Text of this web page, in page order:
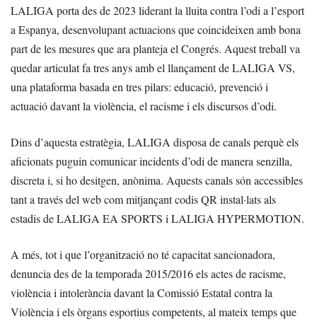
LALIGA porta des de 2023 liderant la lluita contra l’odi a l’esport
a Espanya, desenvolupant actuacions que coincideixen amb bona
part de les mesures que ara planteja el Congrés. Aquest treball va
quedar articulat fa tres anys amb el llançament de LALIGA VS,
una plataforma basada en tres pilars: educació, prevenció i
actuació davant la violència, el racisme i els discursos d’odi.
Dins d’aquesta estratègia, LALIGA disposa de canals perquè els
aficionats puguin comunicar incidents d’odi de manera senzilla,
discreta i, si ho desitgen, anònima. Aquests canals són accessibles
tant a través del web com mitjançant codis QR instal·lats als
estadis de LALIGA EA SPORTS i LALIGA HYPERMOTION.
A més, tot i que l’organització no té capacitat sancionadora,
denuncia des de la temporada 2015/2016 els actes de racisme,
violència i intolerància davant la Comissió Estatal contra la
Violència i els òrgans esportius competents, al mateix temps que